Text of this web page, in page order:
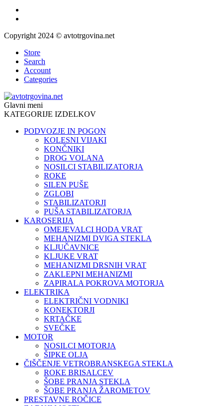
Copyright 2024 © avtotrgovina.net
Store
Search
Account
Categories
Glavni meni
KATEGORIJE IZDELKOV
PODVOZJE IN POGON
KOLESNI VIJAKI
KONČNIKI
DROG VOLANA
NOSILCI STABILIZATORJA
ROKE
SILEN PUŠE
ZGLOBI
STABILIZATORJI
PUŠA STABILIZATORJA
KAROSERIJA
OMEJEVALCI HODA VRAT
MEHANIZMI DVIGA STEKLA
KLJUČAVNICE
KLJUKE VRAT
MEHANIZMI DRSNIH VRAT
ZAKLEPNI MEHANIZMI
ZAPIRALA POKROVA MOTORJA
ELEKTRIKA
ELEKTRIČNI VODNIKI
KONEKTORJI
KRTAČKE
SVEČKE
MOTOR
NOSILCI MOTORJA
ŠIPKE OLJA
ČIŠČENJE VETROBRANSKEGA STEKLA
ROKE BRISALCEV
ŠOBE PRANJA STEKLA
ŠOBE PRANJA ŽAROMETOV
PRESTAVNE ROČICE